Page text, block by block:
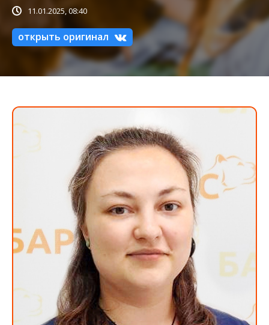
11.01.2025, 08:40
открыть оригинал